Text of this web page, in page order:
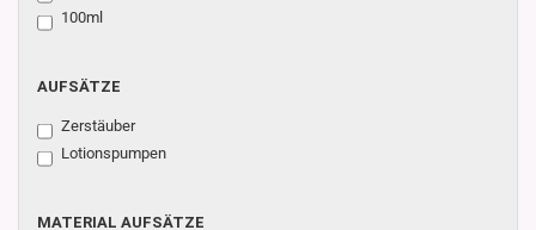
100ml
AUFSÄTZE
AUFSÄTZE
Zerstäuber
Lotionspumpen
MATERIAL
MATERIAL AUFSÄTZE